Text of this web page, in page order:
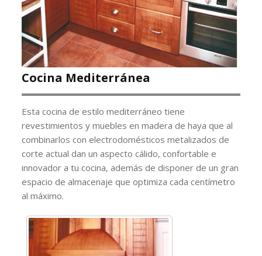
Cocina Mediterránea
Esta cocina de estilo mediterráneo tiene
revestimientos y muebles en madera de haya que al
combinarlos con electrodomésticos metalizados de
corte actual dan un aspecto cálido, confortable e
innovador a tu cocina, además de disponer de un gran
espacio de almacenaje que optimiza cada centímetro
al máximo.